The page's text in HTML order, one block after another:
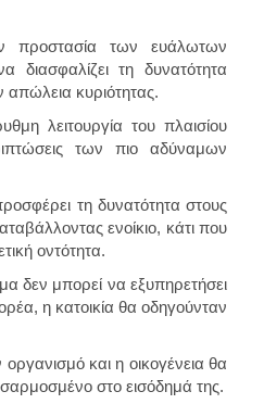
προστασία των ευάλωτων
τη δυνατότητα
κυριότητας.
λειτουργία του πλαισίου
των πιο αδύναμων
τη δυνατότητα στους
ενοίκιο, κάτι που
οντότητα.
δεν μπορεί να εξυπηρετήσει
η κατοικία θα οδηγούνταν
και η οικογένεια θα
στο εισόδημά της.